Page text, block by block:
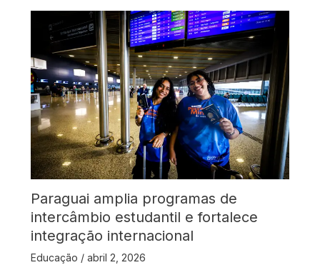
Paraguai amplia programas de
intercâmbio estudantil e fortalece
integração internacional
Educação / abril 2, 2026